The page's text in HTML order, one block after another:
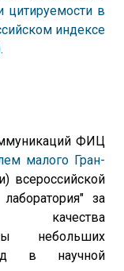
цитируемости в
индексе
ФИЦ
малого Гран-
всероссийской
за
качества
небольших
в научной